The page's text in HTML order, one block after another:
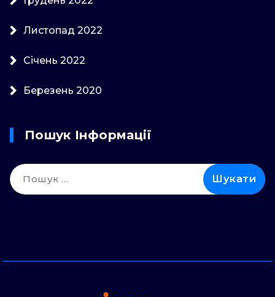
Листопад 2022
Січень 2022
Березень 2020
Пошук Інформації
Пошук: